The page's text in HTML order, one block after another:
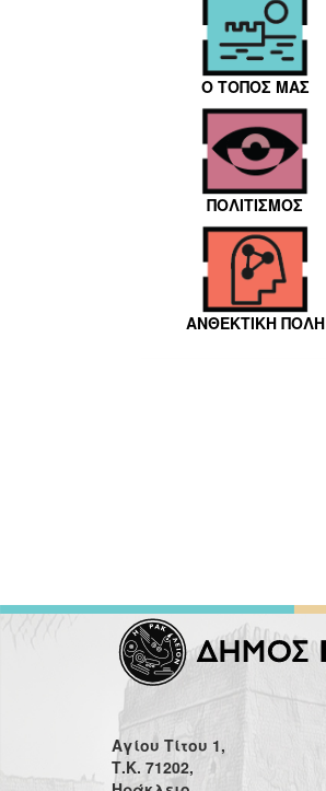
Ο ΤΟΠΟΣ ΜΑΣ
ΠΟΛΙΤΙΣΜΟΣ
ΑΝΘΕΚΤΙΚΗ ΠΟΛΗ
Αγίου Τίτου 1,
Τ.Κ. 71202,